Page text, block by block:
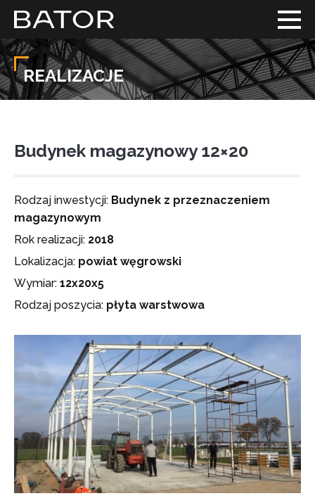
REALIZACJE
Budynek magazynowy 12×20
Rodzaj inwestycji: Budynek z przeznaczeniem
magazynowym
Rok realizacji: 2018
Lokalizacja: powiat węgrowski
Wymiar: 12x20x5
Rodzaj poszycia: płyta warstwowa